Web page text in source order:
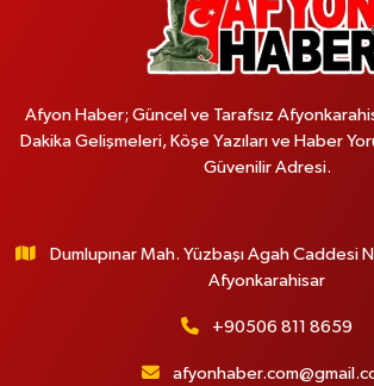
Afyon Haber; Güncel ve Tarafsız
Dakika Gelişmeleri, Köşe Yazıları ve Haber
Güvenilir Adresi.
Dumlupınar Mah. Yüzbaşı Agah Caddesi
Afyonkarahisar
+90506 811 8659